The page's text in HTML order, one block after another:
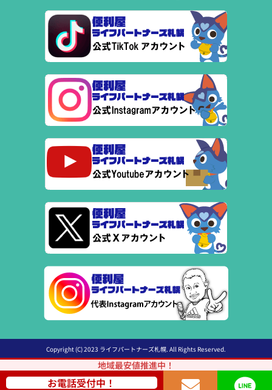
地域最安値推進中！
お電話受付中！
Copyright (C) 2023 ライフパートナーズ札幌. All Rights Reserved.